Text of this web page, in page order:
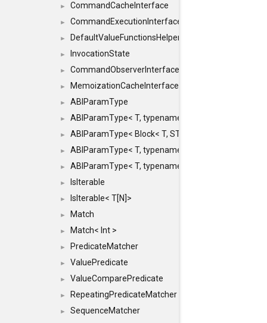
► CommandCacheInterface
► CommandExecutionInterface
► DefaultValueFunctionsHelper< const Result<
► InvocationState
► CommandObserverInterface
► MemoizationCacheInterface
► ABIParamType
► ABIParamType< T, typename std::enable_if<
► ABIParamType< Block< T, STRIDED, MOVE > >
► ABIParamType< T, typename std::enable_if<
► ABIParamType< T, typename std::enable_if<
► IsIterable
► IsIterable< T[N]>
► Match
► Match< Int >
► PredicateMatcher
► ValuePredicate
► ValueComparePredicate
► RepeatingPredicateMatcher
►
SequenceMatcher